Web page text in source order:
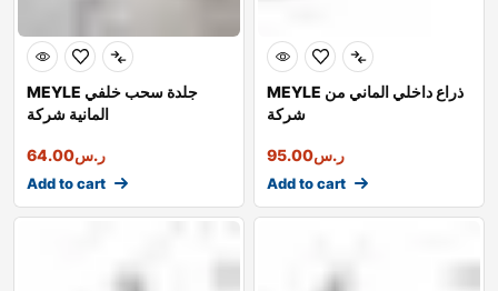
MEYLE جلدة سحب خلفي
المانية شركة
ر.س64.00
Add to cart
MEYLE ذراع داخلي الماني من
شركة
ر.س95.00
Add to cart